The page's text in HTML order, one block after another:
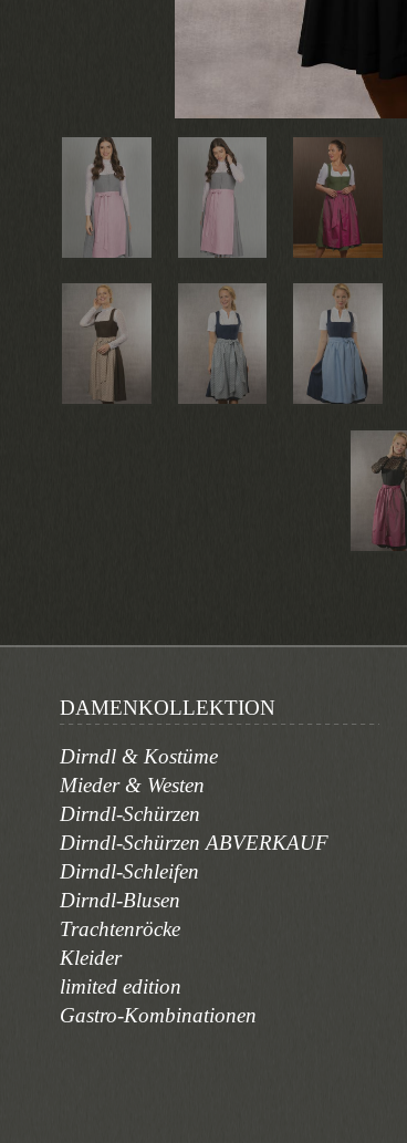
DAMENKOLLEKTION
Dirndl & Kostüme
Mieder & Westen
Dirndl-Schürzen
Dirndl-Schürzen ABVERKAUF
Dirndl-Schleifen
Dirndl-Blusen
Trachtenröcke
Kleider
limited edition
Gastro-Kombinationen